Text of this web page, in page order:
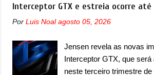
imagens, a marca já
será um carro muito
para todo mundo, ou seja,
Ele será equipado com
Supercharger capaz de
que poderia acontecer.
porte médio (C) e que
confirmado durante a
Interceptor GTX e estreia ocorre
Por Luis Noal agosto 05, 2026
Jensen revela as novas
Interceptor GTX, que será
neste terceiro trimestre